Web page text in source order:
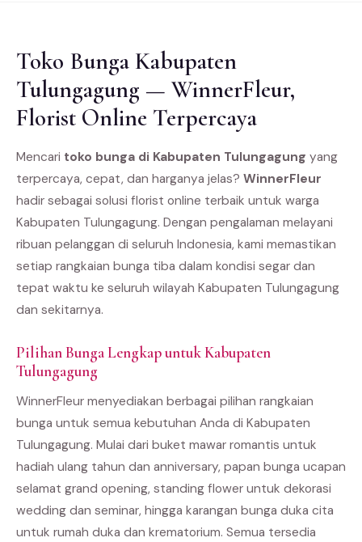
Toko Bunga Kabupaten
Tulungagung — WinnerFleur,
Florist Online Terpercaya
Mencari toko bunga di Kabupaten Tulungagung yang
terpercaya, cepat, dan harganya jelas? WinnerFleur
hadir sebagai solusi florist online terbaik untuk warga
Kabupaten Tulungagung. Dengan pengalaman melayani
ribuan pelanggan di seluruh Indonesia, kami memastikan
setiap rangkaian bunga tiba dalam kondisi segar dan
tepat waktu ke seluruh wilayah Kabupaten Tulungagung
dan sekitarnya.
Pilihan Bunga Lengkap untuk Kabupaten
Tulungagung
WinnerFleur menyediakan berbagai pilihan rangkaian
bunga untuk semua kebutuhan Anda di Kabupaten
Tulungagung. Mulai dari buket mawar romantis untuk
hadiah ulang tahun dan anniversary, papan bunga ucapan
selamat grand opening, standing flower untuk dekorasi
wedding dan seminar, hingga karangan bunga duka cita
untuk rumah duka dan krematorium. Semua tersedia